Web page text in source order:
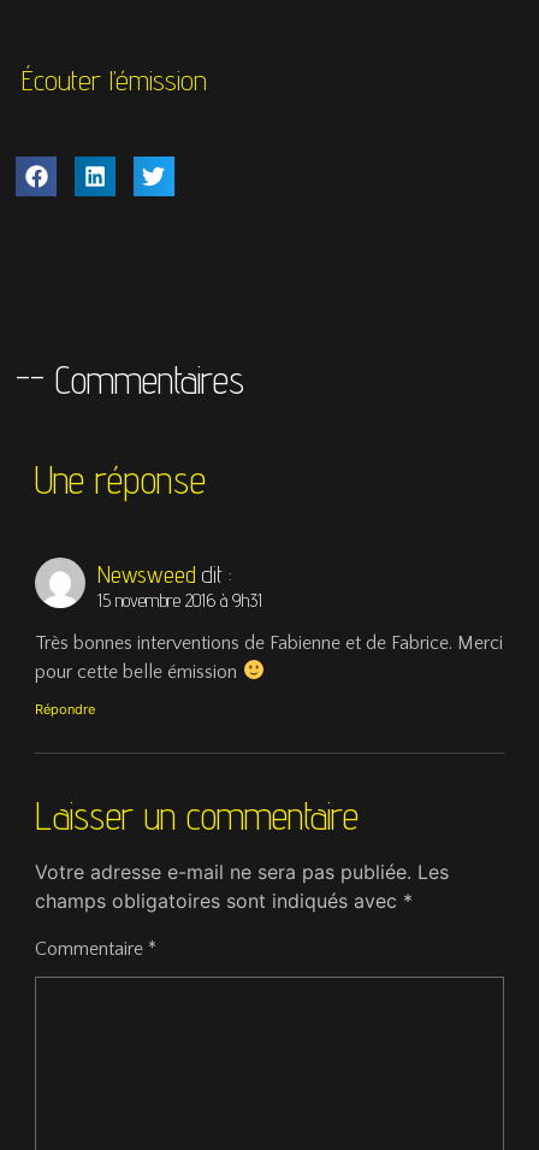
Écouter l’émission
-- Commentaires
Une réponse
Newsweed dit :
15 novembre 2016 à 9h31
Très bonnes interventions de Fabienne et de Fabrice. Merci
pour cette belle émission
Répondre
Laisser un commentaire
Votre adresse e-mail ne sera pas publiée. Les
champs obligatoires sont indiqués avec *
Commentaire *